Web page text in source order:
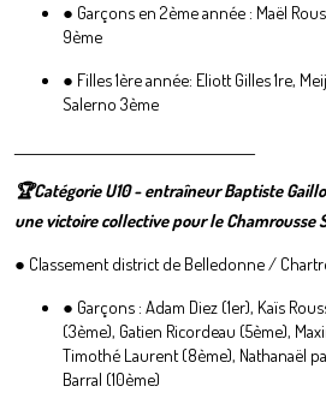
● Garçons en 2ème année : Maël
9ème
● Filles 1ère année: Eliott Gilles 1re,
Salerno 3ème
🏆Catégorie U10 - entraîneur Baptiste
une victoire collective pour le Chamrousse
● Classement district de Belledonne /
● Garçons : Adam Diez (1er), Kaïs
(3ème), Gatien Ricordeau (5ème),
Timothé Laurent (8ème), Nathanaël
Barral (10ème)